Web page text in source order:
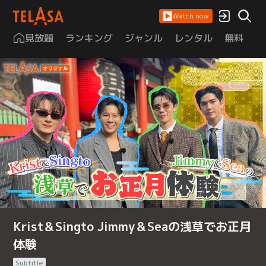
Watch now
見放題 ランキング ジャンル レンタル 無料
Krist＆Singto Jimmy＆Seaの浅草でお正月
体験
Subtitle